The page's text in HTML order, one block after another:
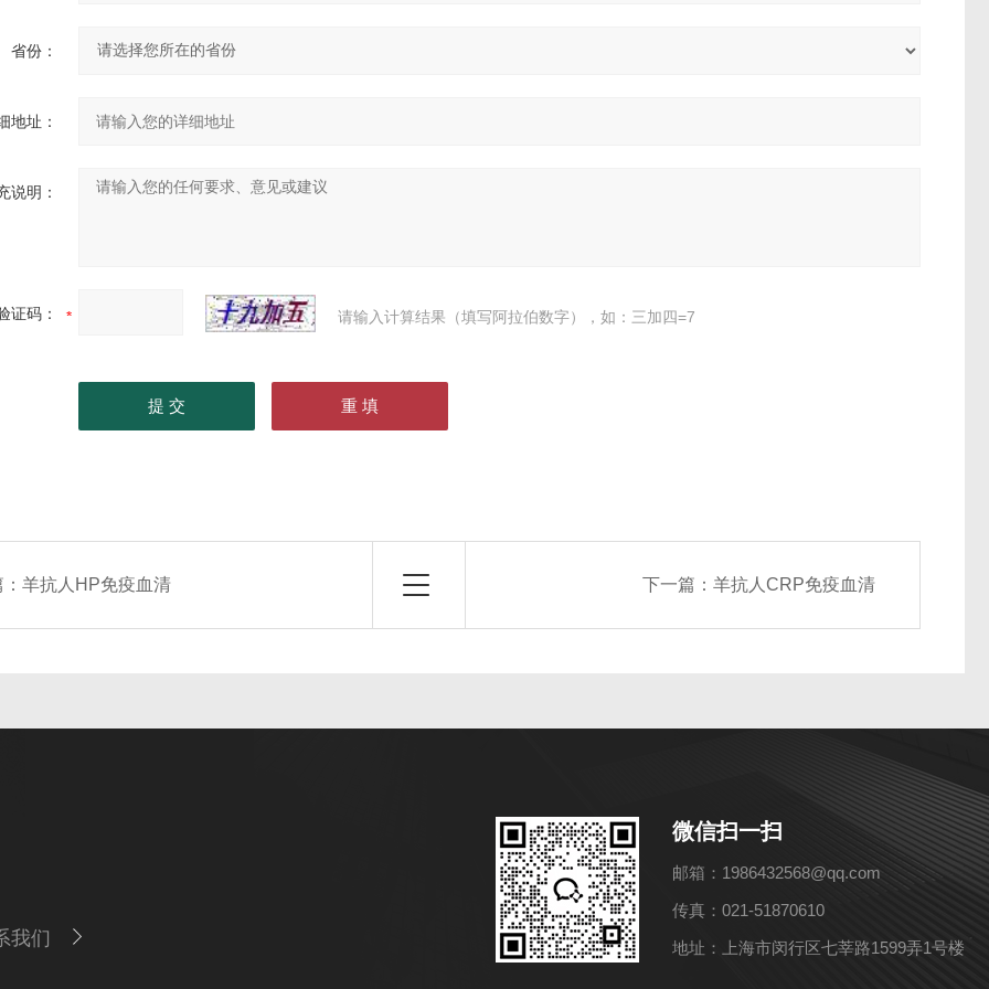
省份：
地址：
说明：
证码： 请输入计算结果（填写阿拉伯数字），如：三加四=7
：羊抗人HP免疫血清 下一篇： 羊抗人CRP免疫血清
我们
微信扫一扫
邮箱：1986432568@qq.com
传真：021-51870610
地址：上海市闵行区七莘路1599弄1号楼